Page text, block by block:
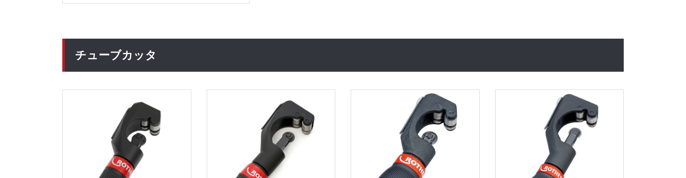
チューブカッタ